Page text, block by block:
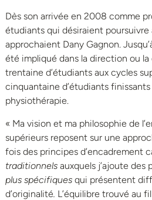
Dès son arrivée en 2008 comme
étudiants qui désiraient poursuivre
approchaient Dany Gagnon.
été impliqué dans la direction ou
trentaine d’étudiants aux cycles
cinquantaine d’étudiants finissants
physiothérapie.
« Ma vision et ma philosophie de
supérieurs reposent sur une
fois des principes d’encadrement
traditionnels auxquels j’ajoute des
plus spécifiques qui présentent
d’originalité L’équilibre trouvé au